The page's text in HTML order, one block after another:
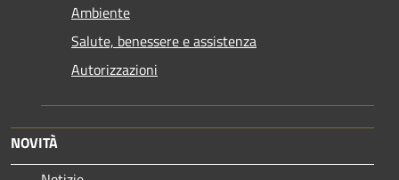
Ambiente
Salute, benessere e assistenza
Autorizzazioni
NOVITÀ